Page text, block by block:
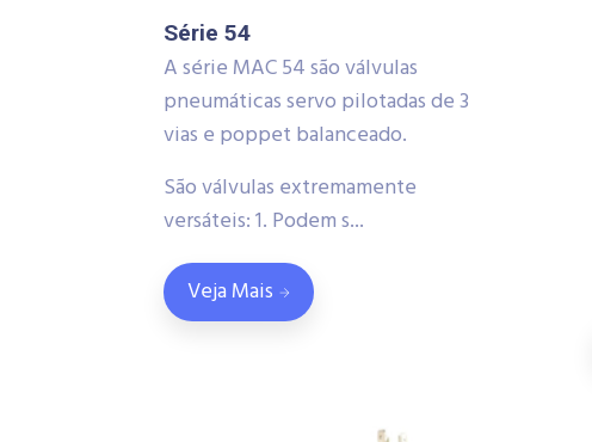
Série 54
A série MAC 54 são válvulas
pneumáticas servo pilotadas de 3
vias e poppet balanceado.
São válvulas extremamente
versáteis: 1. Podem s...
Veja Mais